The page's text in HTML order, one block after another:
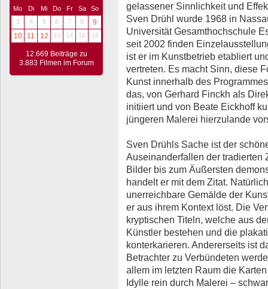
Mo Di Mi Do Fr Sa
So
3
4 5 6 7 8
9
10
11 12 13 14 15 16
12.669 Beiträge zu
3.883 Filmen im Forum
gelassener Sinnlichkeit und
Sven Drühl wurde 1968 in
Universität Gesamthochschule
seit 2002 finden
ist er im Kunstbetrieb etabliert
vertreten. Es macht Sinn, diese
Kunst innerhalb des
das, von Gerhard Finckh als
initiiert und von Beate Eickhoff
jüngeren Malerei hierzulande
Sven Drühls Sache ist der
Auseinanderfallen der tradierten
Bilder bis zum Äußersten
handelt er mit dem Zitat.
unerreichbare Gemälde der
er aus ihrem Kontext löst. Die
kryptischen Titeln, welche aus
Künstler bestehen und die
konterkarieren. Andererseits ist
Betrachter zu Verbündeten
allem im letzten Raum die
Idylle rein durch Malerei –